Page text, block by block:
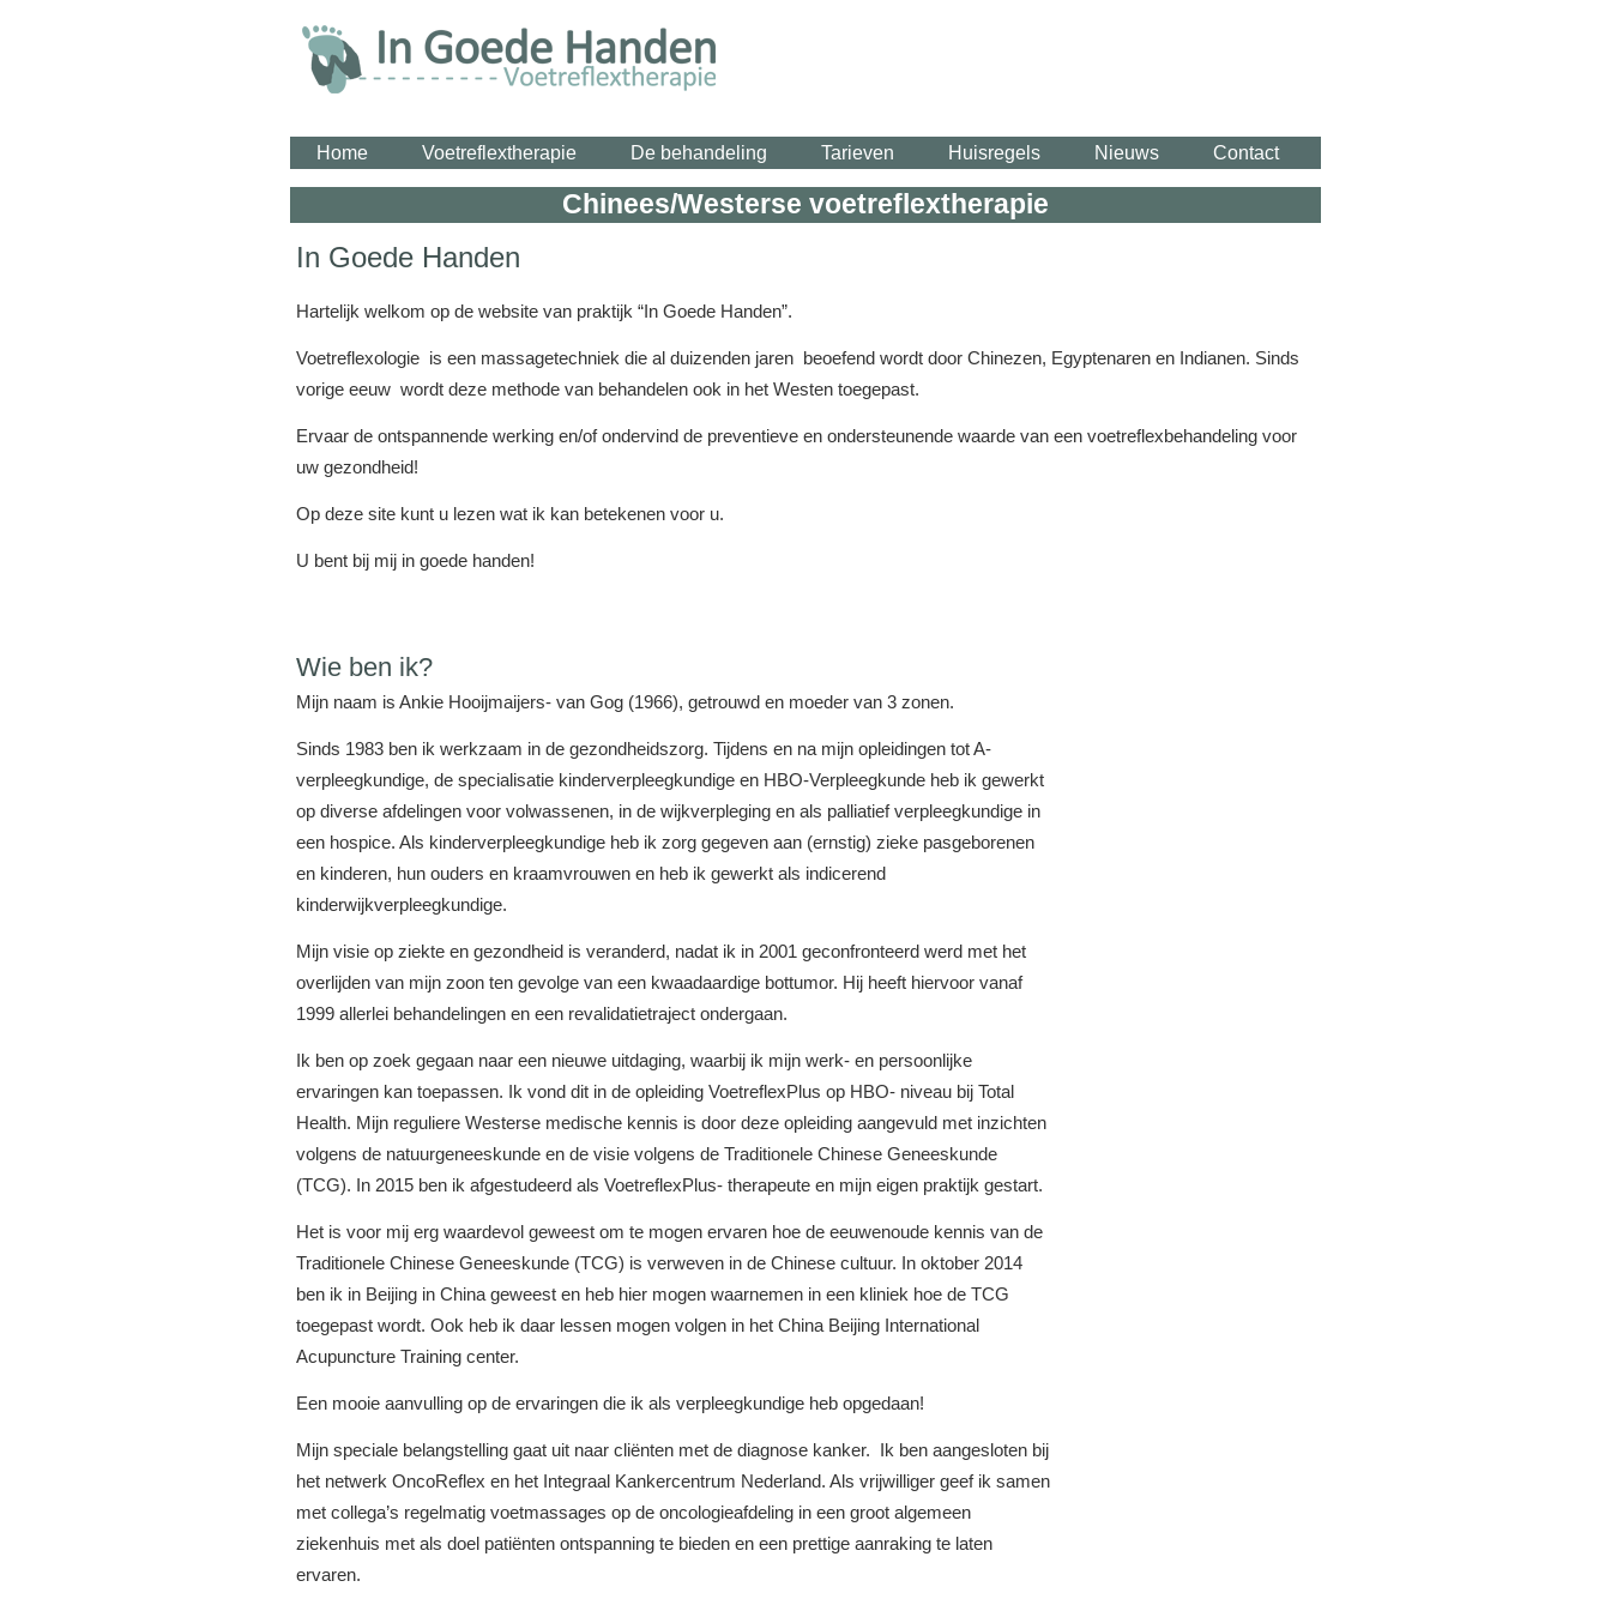
Home Voetreflextherapie De behandeling Tarieven Huisregels Nieuws Contact
Chinees/Westerse voetreflextherapie
In Goede Handen
Hartelijk welkom op de website van praktijk “In Goede Handen”.
Voetreflexologie is een massagetechniek die al duizenden jaren beoefend wordt door Chinezen, Egyptenaren en Indianen. Sinds
vorige eeuw wordt deze methode van behandelen ook in het Westen toegepast.
Ervaar de ontspannende werking en/of ondervind de preventieve en ondersteunende waarde van een voetreflexbehandeling voor
uw gezondheid!
Op deze site kunt u lezen wat ik kan betekenen voor u.
U bent bij mij in goede handen!
Wie ben ik?
Mijn naam is Ankie Hooijmaijers- van Gog (1966), getrouwd en moeder van 3 zonen.
Sinds 1983 ben ik werkzaam in de gezondheidszorg. Tijdens en na mijn opleidingen tot A-
verpleegkundige, de specialisatie kinderverpleegkundige en HBO-Verpleegkunde heb ik gewerkt
op diverse afdelingen voor volwassenen, in de wijkverpleging en als palliatief verpleegkundige in
een hospice. Als kinderverpleegkundige heb ik zorg gegeven aan (ernstig) zieke pasgeborenen
en kinderen, hun ouders en kraamvrouwen en heb ik gewerkt als indicerend
kinderwijkverpleegkundige.
Mijn visie op ziekte en gezondheid is veranderd, nadat ik in 2001 geconfronteerd werd met het
overlijden van mijn zoon ten gevolge van een kwaadaardige bottumor. Hij heeft hiervoor vanaf
1999 allerlei behandelingen en een revalidatietraject ondergaan.
Ik ben op zoek gegaan naar een nieuwe uitdaging, waarbij ik mijn werk- en persoonlijke
ervaringen kan toepassen. Ik vond dit in de opleiding VoetreflexPlus op HBO- niveau bij Total
Health. Mijn reguliere Westerse medische kennis is door deze opleiding aangevuld met inzichten
volgens de natuurgeneeskunde en de visie volgens de Traditionele Chinese Geneeskunde
(TCG). In 2015 ben ik afgestudeerd als VoetreflexPlus- therapeute en mijn eigen praktijk gestart.
Het is voor mij erg waardevol geweest om te mogen ervaren hoe de eeuwenoude kennis van de
Traditionele Chinese Geneeskunde (TCG) is verweven in de Chinese cultuur. In oktober 2014
ben ik in Beijing in China geweest en heb hier mogen waarnemen in een kliniek hoe de TCG
toegepast wordt. Ook heb ik daar lessen mogen volgen in het China Beijing International
Acupuncture Training center.
Een mooie aanvulling op de ervaringen die ik als verpleegkundige heb opgedaan!
Mijn speciale belangstelling gaat uit naar cliënten met de diagnose kanker. Ik ben aangesloten bij
het netwerk OncoReflex en het Integraal Kankercentrum Nederland. Als vrijwilliger geef ik samen
met collega’s regelmatig voetmassages op de oncologieafdeling in een groot algemeen
ziekenhuis met als doel patiënten ontspanning te bieden en een prettige aanraking te laten
ervaren.